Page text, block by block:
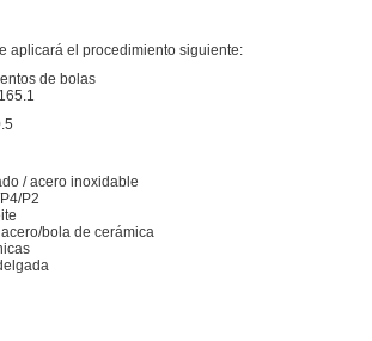
aplicará el procedimiento siguiente:
de bolas
/ acero inoxidable
P2
bola de cerámica